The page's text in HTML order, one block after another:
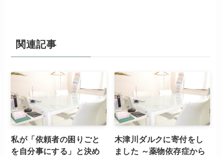
関連記事
私が「依頼者の困りごと
を自分事にする」と決め
木津川ダルクに寄付をし
ました ～薬物依存症から